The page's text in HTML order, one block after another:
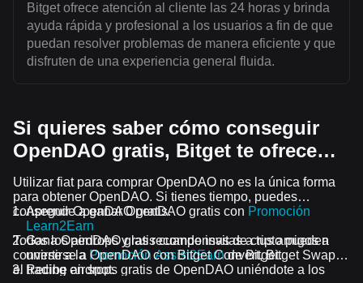
Bitget ofrece atención al cliente las 24 horas y brinda
ayuda rápida y profesional a los usuarios a fin de que
puedan resolver problemas de manera eficiente y que
disfruten de una experiencia general fluida.
Si quieres saber cómo conseguir
OpenDAO gratis, Bitget te ofrece…
Utilizar fiat para comprar OpenDAO no es la única forma
para obtener OpenDAO. Si tienes tiempo, puedes
conseguir OpenDAO gratis.
Aprende a ganar OpenDAO gratis con Promoción
Learn2Earn
Gana OpenDAO gratis cuando invitas a tus amigos a
unirse a la Promoción Assist2Earnde Bitget.
Recibe airdrops gratis de OpenDAO uniéndote a los
Todos los airdrops y las recompensas de cripto pueden
convertirse a OpenDAO con Bitget Convert, Bitget Swap o
el trading en spot.